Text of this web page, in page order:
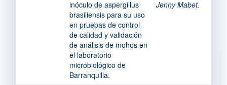
inóculo de aspergillus
brasiliensis para su uso
en pruebas de control
de calidad y validación
de análisis de mohos en
el laboratorio
microbiológico de
Barranquilla.
Jenny Mabet.